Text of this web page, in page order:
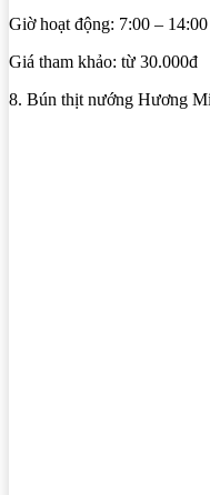
Giờ hoạt động: 7:00 – 14:00
Giá tham khảo: từ 30.000đ
8. Bún thịt nướng Hương